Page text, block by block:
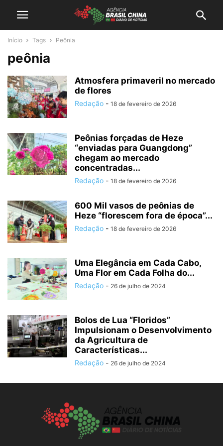
Início Tags Peônia
peônia
Atmosfera primaveril no mercado
de flores
Redação - 18 de fevereiro de 2026
Peônias forçadas de Heze
“enviadas para Guangdong”
chegam ao mercado
concentradas...
Redação - 18 de fevereiro de 2026
600 Mil vasos de peônias de
Heze “florescem fora de época”...
Redação - 18 de fevereiro de 2026
Uma Elegância em Cada Cabo,
Uma Flor em Cada Folha do...
Redação - 26 de julho de 2024
Bolos de Lua “Floridos”
Impulsionam o Desenvolvimento
da Agricultura de
Características...
Redação - 26 de julho de 2024